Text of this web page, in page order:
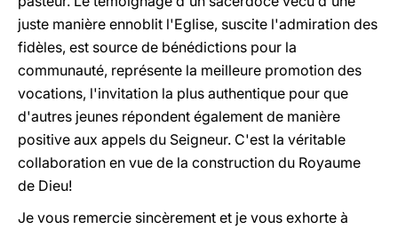
juste manière ennoblit l'Eglise, suscite l'admiration des
fidèles, est source de bénédictions pour la
communauté, représente la meilleure promotion des
vocations, l'invitation la plus authentique pour que
d'autres jeunes répondent également de manière
positive aux appels du Seigneur. C'est la véritable
collaboration en vue de la construction du Royaume
de Dieu!
Je vous remercie sincèrement et je vous exhorte à